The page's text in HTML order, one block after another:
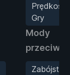
Prędkość
Gry
Mody
Zabójstwa